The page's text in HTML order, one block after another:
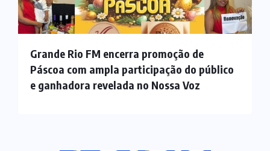
Grande Rio FM encerra promoção de
Páscoa com ampla participação do público
e ganhadora revelada no Nossa Voz